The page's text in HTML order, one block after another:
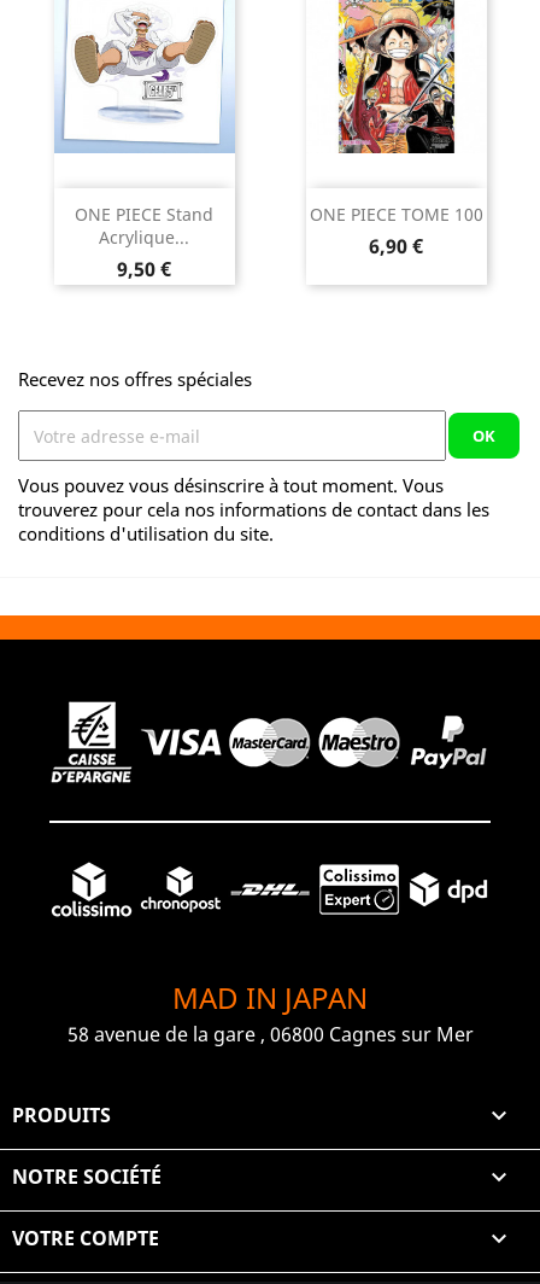
ONE PIECE Stand
Acrylique...
Prix
9,50 €
ONE PIECE TOME 100
Prix
6,90 €
Recevez nos offres spéciales
Vous pouvez vous désinscrire à tout moment. Vous
trouverez pour cela nos informations de contact dans les
conditions d'utilisation du site.
MAD IN JAPAN
58 avenue de la gare , 06800 Cagnes sur Mer
PRODUITS 
NOTRE SOCIÉTÉ 
VOTRE COMPTE 